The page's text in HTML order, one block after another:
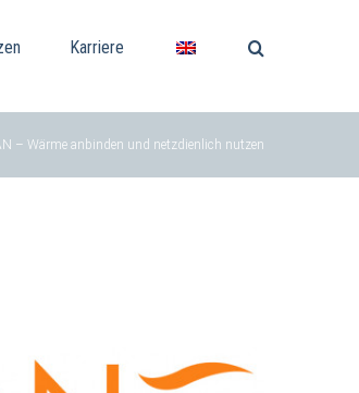
Karriere
– Wärme anbinden und netzdienlich nutzen